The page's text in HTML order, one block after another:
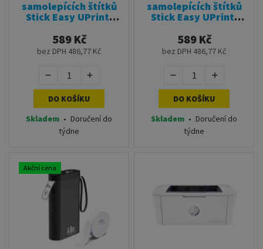
samolepících štítků
Stick Easy UPrint,
589 Kč
bez DPH 486,77 Kč
DO KOŠÍKU
Skladem • Doručení do
týdne
samolepících štítků
Stick Easy UPrint,
589 Kč
bez DPH 486,77 Kč
DO KOŠÍKU
Skladem • Doručení do
týdne
Akční cena